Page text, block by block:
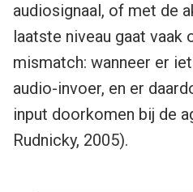
audiosignaal, of met de
laatste niveau gaat vaak
mismatch: wanneer er
audio-invoer, en er
input doorkomen bij de
Rudnicky, 2005).